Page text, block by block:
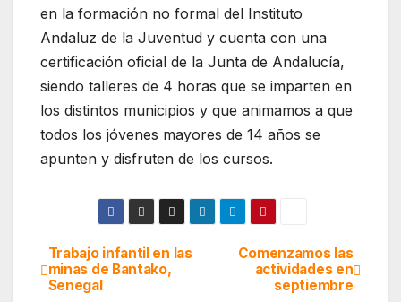
en la formación no formal del Instituto
Andaluz de la Juventud y cuenta con una
certificación oficial de la Junta de Andalucía,
siendo talleres de 4 horas que se imparten en
los distintos municipios y que animamos a que
todos los jóvenes mayores de 14 años se
apunten y disfruten de los cursos.
Navegación
Comenzamos las
actividades en
septiembre
Trabajo infantil en las
minas de Bantako,
Senegal